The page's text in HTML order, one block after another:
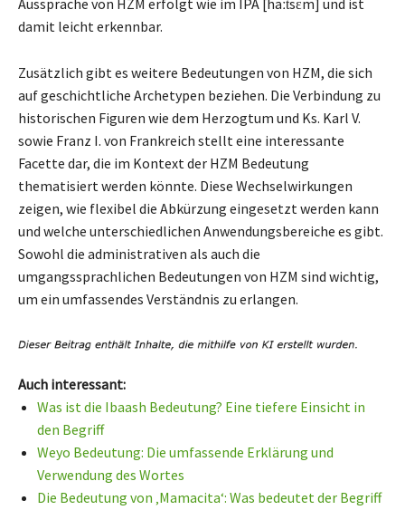
damit leicht erkennbar.
Zusätzlich gibt es weitere Bedeutungen von HZM, die sich
auf geschichtliche Archetypen beziehen. Die Verbindung zu
historischen Figuren wie dem Herzogtum und Ks. Karl V.
sowie Franz I. von Frankreich stellt eine interessante
Facette dar, die im Kontext der HZM Bedeutung
thematisiert werden könnte. Diese Wechselwirkungen
zeigen, wie flexibel die Abkürzung eingesetzt werden kann
und welche unterschiedlichen Anwendungsbereiche es gibt.
Sowohl die administrativen als auch die
umgangssprachlichen Bedeutungen von HZM sind wichtig,
um ein umfassendes Verständnis zu erlangen.
Auch interessant:
Was ist die Ibaash Bedeutung? Eine tiefere Einsicht in
den Begriff
Weyo Bedeutung: Die umfassende Erklärung und
Verwendung des Wortes
Die Bedeutung von ‚Mamacita‘: Was bedeutet der Begriff